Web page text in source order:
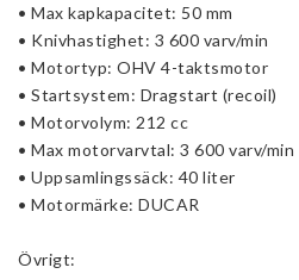
• Max kapkapacitet: 50 mm
• Knivhastighet: 3 600 varv/min
• Motortyp: OHV 4-taktsmotor
• Startsystem: Dragstart (recoil)
• Motorvolym: 212 cc
• Max motorvarvtal: 3 600 varv/min
• Uppsamlingssäck: 40 liter
• Motormärke: DUCAR
Övrigt: